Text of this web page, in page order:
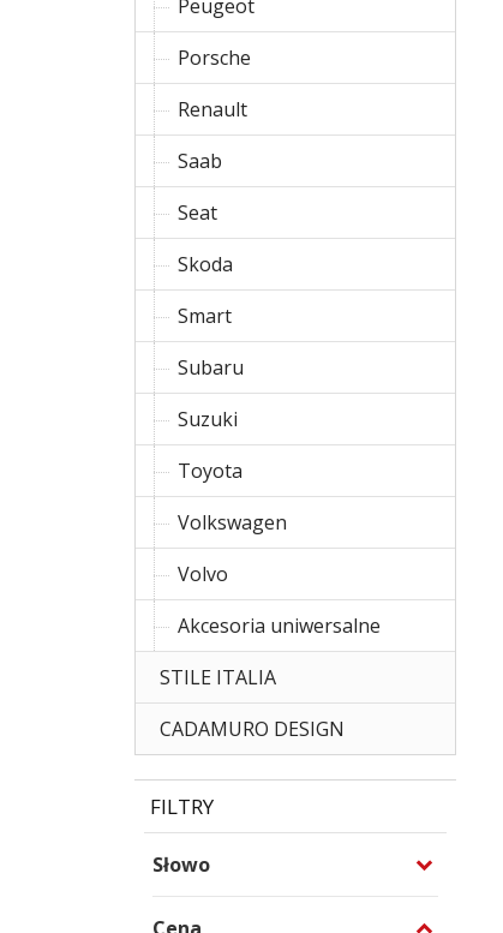
Peugeot
Porsche
Renault
Saab
Seat
Skoda
Smart
Subaru
Suzuki
Toyota
Volkswagen
Volvo
Akcesoria uniwersalne
STILE ITALIA
CADAMURO DESIGN
FILTRY
Słowo